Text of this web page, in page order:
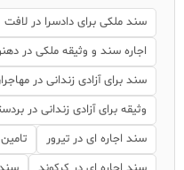
سند ملکی برای دادسرا در لافت
اجاره سند و وثیقه ملکی در
سند برای آزادی زندانی در
وثیقه برای آزادی زندانی در
سند اجاره ای در تیرور